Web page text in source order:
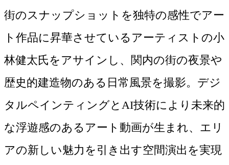
街のスナップショットを独特の感性でアー
ト作品に昇華させているアーティストの小
林健太氏をアサインし、関内の街の夜景や
歴史的建造物のある日常風景を撮影。デジ
タルペインティングとAI技術により未来的
な浮遊感のあるアート動画が生まれ、エリ
アの新しい魅力を引き出す空間演出を実現